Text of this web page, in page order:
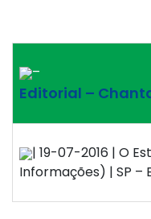
–
Editorial –
| 19-07-2016 | O
Informações) | SP –